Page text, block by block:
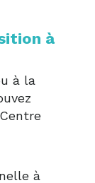
à
à la
à